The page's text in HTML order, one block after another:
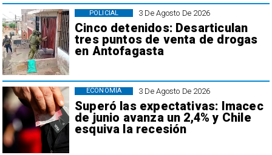
3 De Agosto De 2026
Cinco detenidos: Desarticulan
tres puntos de venta de drogas
en Antofagasta
POLICIAL
3 De Agosto De 2026
Superó las expectativas: Imacec
de junio avanza un 2,4% y Chile
esquiva la recesión
ECONOMÍA